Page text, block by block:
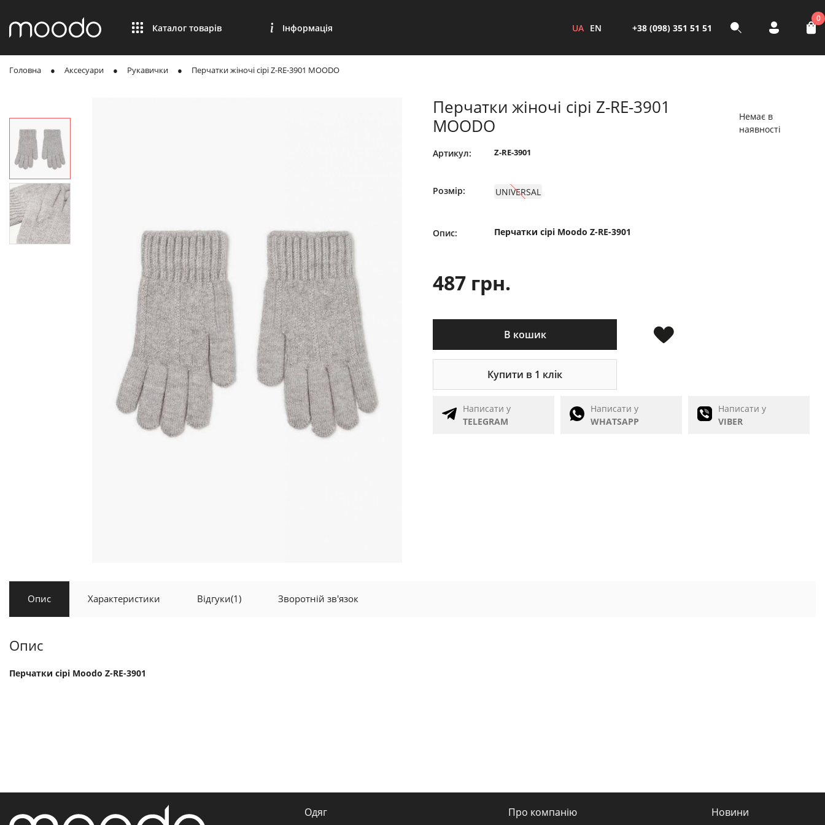
Каталог товарів Інформація UA EN +38 (098) 351 51 51
0
Головна Аксесуари Рукавички Перчатки жіночі сірі Z-RE-3901 MOODO
Перчатки жіночі сірі Z-RE-3901
MOODO
Немає в
наявності
Артикул: Z-RE-3901
Розмір: UNIVERSAL
Опис: Перчатки сірі Moodo Z-RE-3901
487 грн.
В кошик
Купити в 1 клік
Написати у
TELEGRAM
Написати у
WHATSAPP
Написати у
VIBER
Опис Характеристики Відгуки(1) Зворотній зв'язок
Опис
Перчатки сірі Moodo Z-RE-3901
Одяг Про компанію Новини